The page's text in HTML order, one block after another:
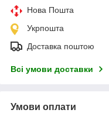
Нова Пошта
Укрпошта
Доставка поштою
Всі умови доставки
Умови оплати